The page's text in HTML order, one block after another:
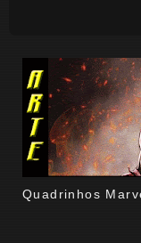
Quadrinhos